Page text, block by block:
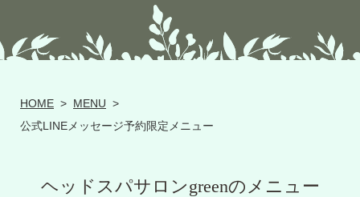
HOME > MENU >
公式LINEメッセージ予約限定メニュー
ヘッドスパサロンgreenのメニュー